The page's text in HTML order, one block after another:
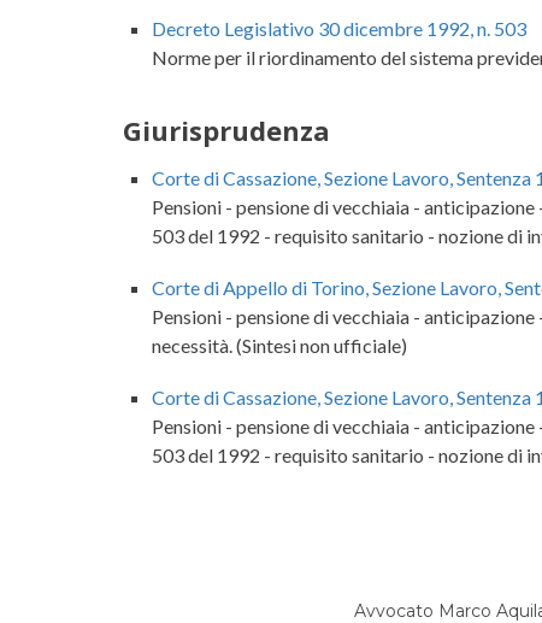
Decreto Legislativo 30 dicembre 1992, n. 503
Norme per il riordinamento del sistema
Giurisprudenza
Corte di Cassazione, Sezione Lavoro, Sentenza
Pensioni - pensione di vecchiaia -
503 del 1992 - requisito sanitario - nozione di
Corte di Appello di Torino, Sezione Lavoro,
Pensioni - pensione di vecchiaia -
necessità. (Sintesi non ufficiale)
Corte di Cassazione, Sezione Lavoro,
Pensioni - pensione di vecchiaia -
503 del 1992 - requisito sanitario - nozione di
Avvocato Marco